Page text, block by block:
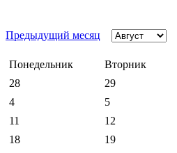
Предыдущий месяц
Понедельник Вторник
28
29
4
5
11
12
18
19